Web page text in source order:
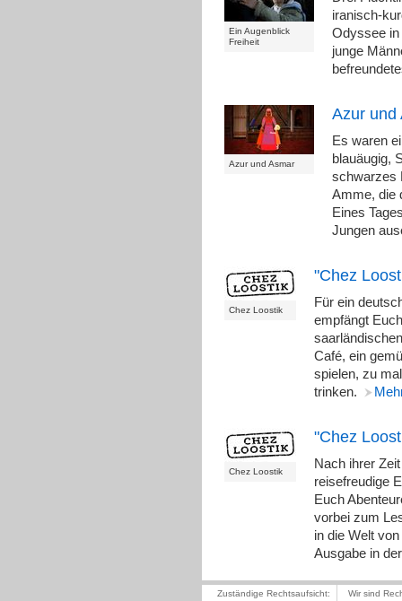
Ein Augenblick
Freiheit
iranisch-
Odyssee in
junge
Azur und Asmar
Azur und
Es waren
blauäugig,
schwarzes
Amme, die
Eines
Jungen
Chez Loostik
"Chez
Für ein
empfängt
Café, ein
spielen, zu
trinken.
Chez Loostik
"Chez
Nach ihrer
reisefreudige
Euch
vorbei zum
in die Welt
Ausgabe in
Zuständige Rechtsaufsicht: Wir sind